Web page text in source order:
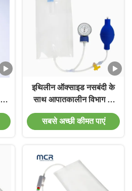
इथिलीन ऑक्साइड नसबंदी के
साथ आपातकालीन विभाग के
लिए एकल उपयोग चिकित्सा
ग्रेड दबाव इन्फ्यूज़र बैग
सबसे अच्छी कीमत पाएं